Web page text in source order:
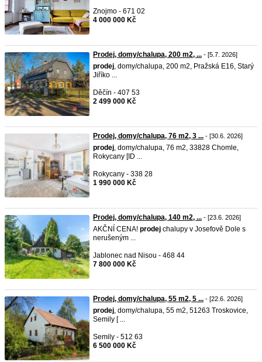
Znojmo - 671 02
4 000 000 Kč
Prodej, domy/chalupa, 200 m2, ... - [5.7. 2026]
prodej, domy/chalupa, 200 m2, Pražská E16, Starý
Jiříko ...
Děčín - 407 53
2 499 000 Kč
Prodej, domy/chalupa, 76 m2, 3 ... - [30.6. 2026]
prodej, domy/chalupa, 76 m2, 33828 Chomle,
Rokycany [ID ...
Rokycany - 338 28
1 990 000 Kč
Prodej, domy/chalupa, 140 m2, ... - [23.6. 2026]
AKČNÍ CENA! prodej chalupy v Josefově Dole s
nerušeným ...
Jablonec nad Nisou - 468 44
7 800 000 Kč
Prodej, domy/chalupa, 55 m2, 5 ... - [22.6. 2026]
prodej, domy/chalupa, 55 m2, 51263 Troskovice,
Semily [ ...
Semily - 512 63
6 500 000 Kč